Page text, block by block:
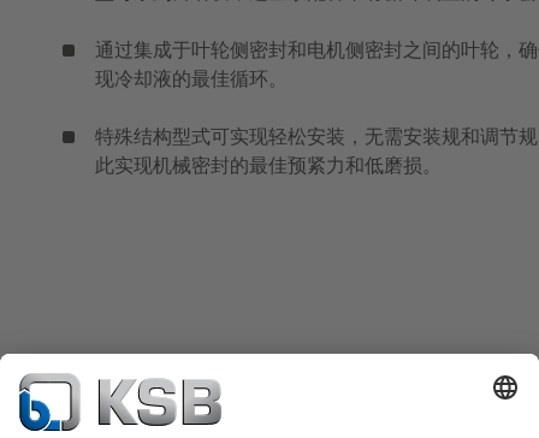
通过集成于叶轮侧密封和电机侧密封之间的叶轮，
现冷却液的最佳循环。
特殊结构型式可实现轻松安装，无需安装规和调节
此实现机械密封的最佳预紧力和低磨损。